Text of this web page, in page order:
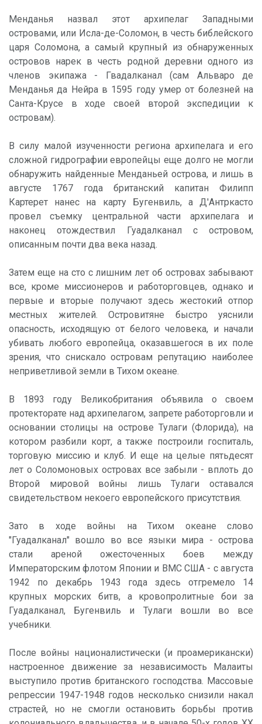
Менданья назвал этот архипелаг Западными
островами, или Исла-де-Соломон, в честь библейского
царя Соломона, а самый крупный из обнаруженных
островов нарек в честь родной деревни одного из
членов экипажа - Гвадалканал (сам Альваро де
Менданья да Нейра в 1595 году умер от болезней на
Санта-Крусе в ходе своей второй экспедиции к
островам).
В силу малой изученности региона архипелага и его
сложной гидрографии европейцы еще долго не могли
обнаружить найденные Менданьей острова, и лишь в
августе 1767 года британский капитан Филипп
Картерет нанес на карту Бугенвиль, а Д'Антркасто
провел съемку центральной части архипелага и
наконец отождествил Гуадалканал с островом,
описанным почти два века назад.
Затем еще на сто с лишним лет об островах забывают
все, кроме миссионеров и работорговцев, однако и
первые и вторые получают здесь жестокий отпор
местных жителей. Островитяне быстро уяснили
опасность, исходящую от белого человека, и начали
убивать любого европейца, оказавшегося в их поле
зрения, что снискало островам репутацию наиболее
неприветливой земли в Тихом океане.
В 1893 году Великобритания объявила о своем
протекторате над архипелагом, запрете работорговли и
основании столицы на острове Тулаги (Флорида), на
котором разбили корт, а также построили госпиталь,
торговую миссию и клуб. И еще на целые пятьдесят
лет о Соломоновых островах все забыли - вплоть до
Второй мировой войны лишь Тулаги оставался
свидетельством некоего европейского присутствия.
Зато в ходе войны на Тихом океане слово
"Гуадалканал" вошло во все языки мира - острова
стали ареной ожесточенных боев между
Императорским флотом Японии и ВМС США - с августа
1942 по декабрь 1943 года здесь отгремело 14
крупных морских битв, а кровопролитные бои за
Гуадалканал, Бугенвиль и Тулаги вошли во все
учебники.
После войны националистически (и проамерикански)
настроенное движение за независимость Малаиты
выступило против британского господства. Массовые
репрессии 1947-1948 годов несколько снизили накал
страстей, но не смогли остановить борьбы против